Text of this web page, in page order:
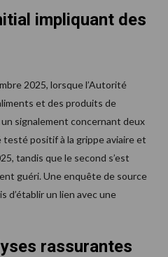
impliquant des
2025, lorsque l’Autorité
et des produits de
signalement concernant deux
testé positif à la grippe aviaire et
tandis que le second s’est
guéri. Une enquête de source
d’établir un lien avec une
rassurantes